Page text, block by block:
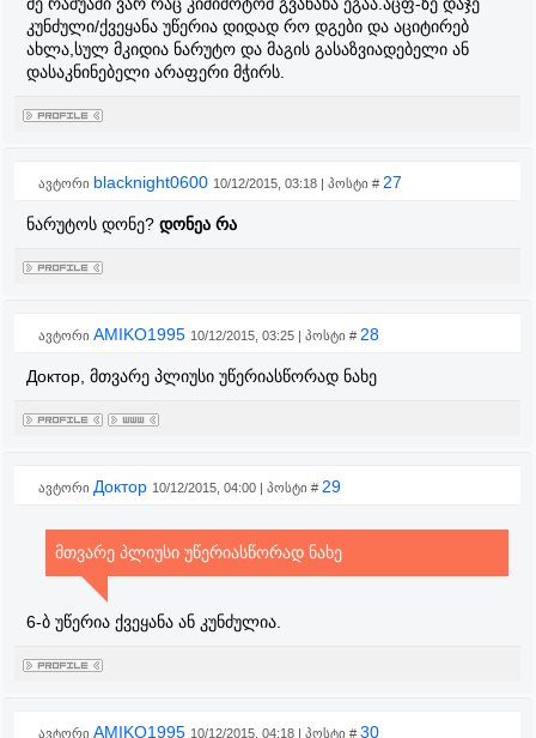
კუნძული/ქვეყანა უწერია დიდად რო დგები და აციტირებ
ახლა,სულ მკიდია ნარუტო და მაგის გასაზვიადებელი ან
დასაკნინებელი არაფერი მჭირს.
ავტორი blacknight0600 10/12/2015, 03:18 | პოსტი # 27
ნარუტოს დონე? დონეა რა
ავტორი AMIKO1995 10/12/2015, 03:25 | პოსტი # 28
Доктор, მთვარე პლიუსი უწერიასწორად ნახე
ავტორი Доктор 10/12/2015, 04:00 | პოსტი # 29
მთვარე პლიუსი უწერიასწორად ნახე
6-ბ უწერია ქვეყანა ან კუნძულია.
ავტორი AMIKO1995 10/12/2015, 04:18 | პოსტი # 30